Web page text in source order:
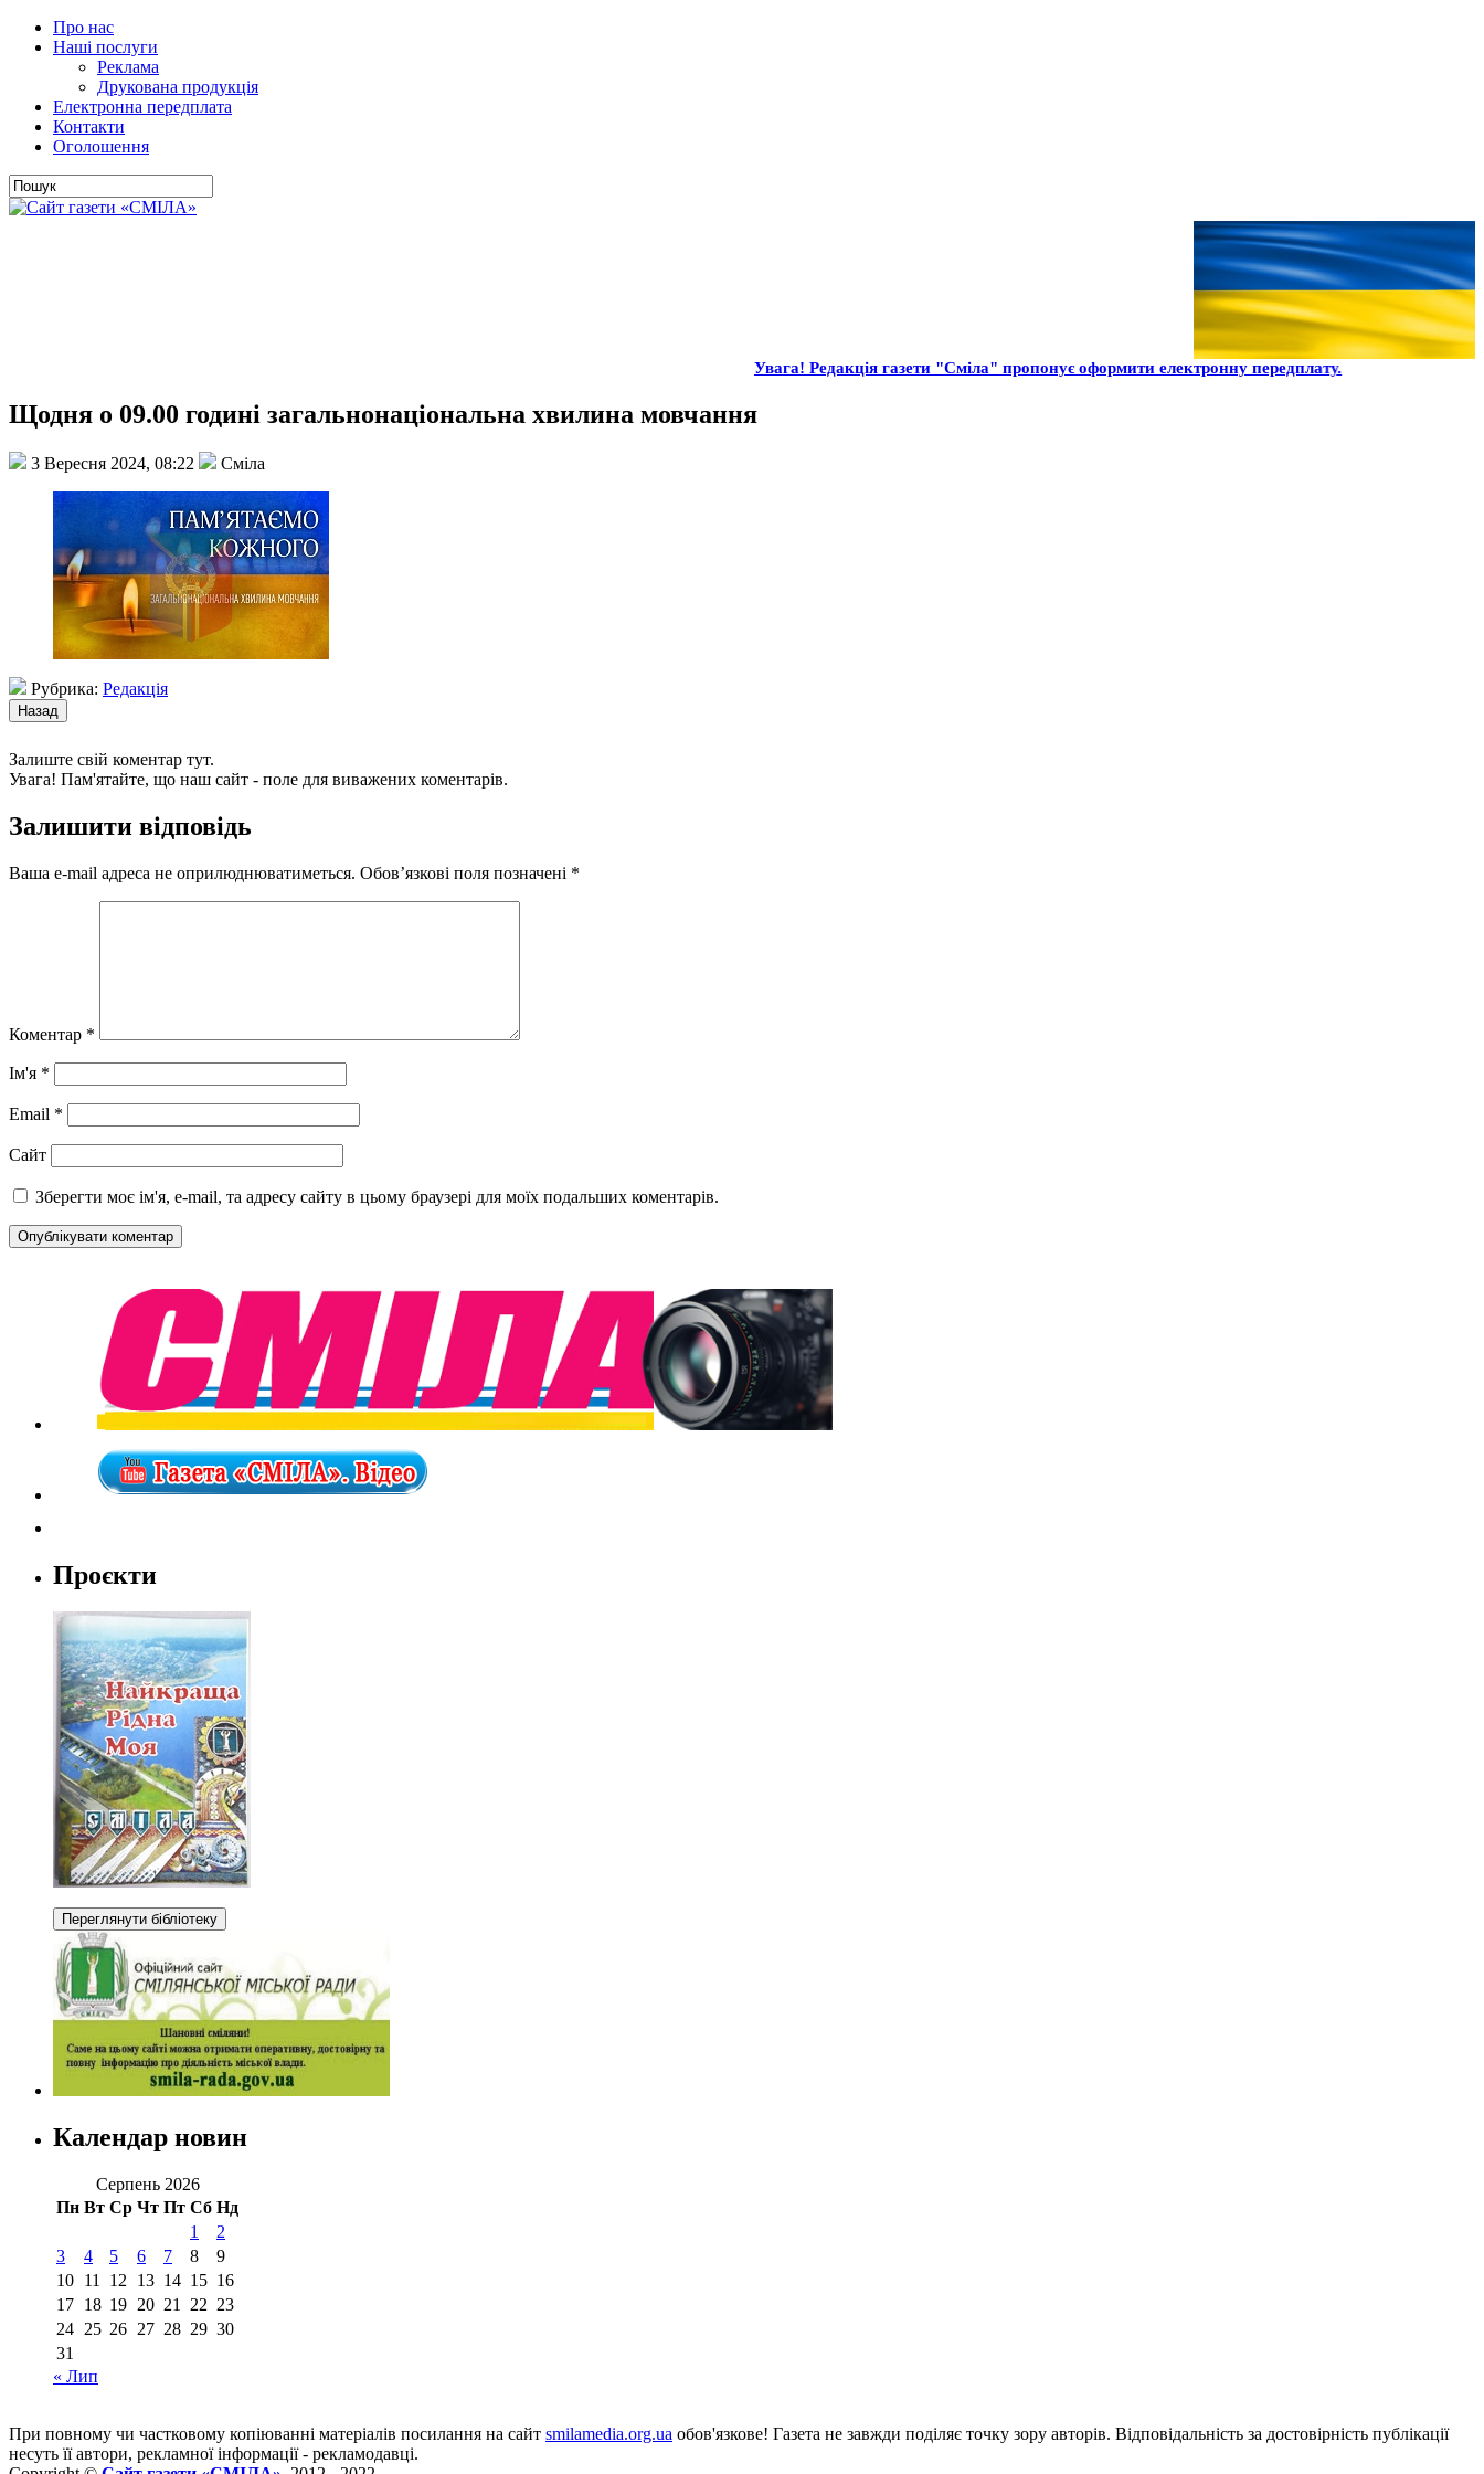
Про нас
Наші послуги
Реклама
Друкована продукція
Електронна передплата
Контакти
Оголошення
Увага! Редакція газети "Сміла" пропонує оформити електронну передплату.
Щодня о 09.00 годині загальнонаціональна хвилина мовчання
3 Вересня 2024, 08:22 Сміла
Рубрика: Редакція
Залиште свій коментар тут.
Увага! Пам'ятайте, що наш сайт - поле для виважених коментарів.
Залишити відповідь
Ваша e-mail адреса не оприлюднюватиметься. Обов’язкові поля позначені *
Коментар *
Ім'я *
Email *
Сайт
Зберегти моє ім'я, e-mail, та адресу сайту в цьому браузері для моїх подальших коментарів.
Проєкти
Календар новин
Серпень 2026
Пн Вт Ср Чт Пт Сб Нд
1
2
3
4 5 6 7 8
9
10 11 12 13 14 15 16
17 18 19 20 21 22 23
24 25 26 27 28 29 30
31
« Лип
При повному чи частковому копіюванні матеріалів посилання на сайт smilamedia.org.ua обов'язкове! Газета не завжди поділяє точку зору авторів. Відповідальність за достовірність публікації
несуть її автори, рекламної інформації - рекламодавці.